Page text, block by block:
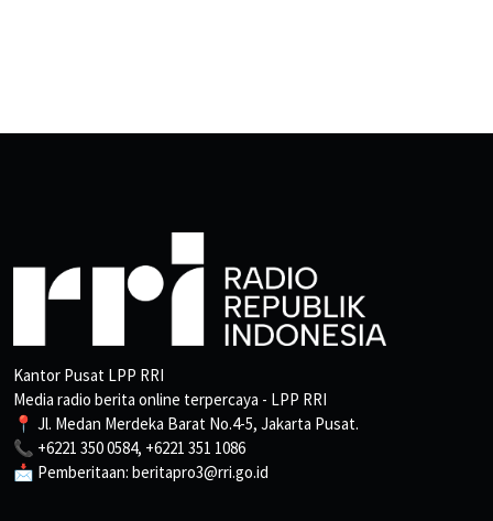
Kantor Pusat LPP RRI
Media radio berita online terpercaya - LPP RRI
📍 Jl. Medan Merdeka Barat No.4-5, Jakarta Pusat.
📞 +6221 350 0584, +6221 351 1086
📩 Pemberitaan: beritapro3@rri.go.id